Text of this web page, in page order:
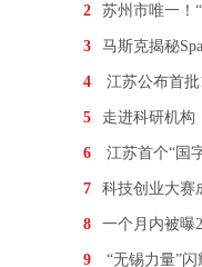
2 苏州市唯一！“相
3 马斯克揭秘
4 江苏公布首
5 走进科研机构｜长
6 江苏首个“国
7 科技创业大赛
8 一个月内被曝2次
9 “无锡力量”